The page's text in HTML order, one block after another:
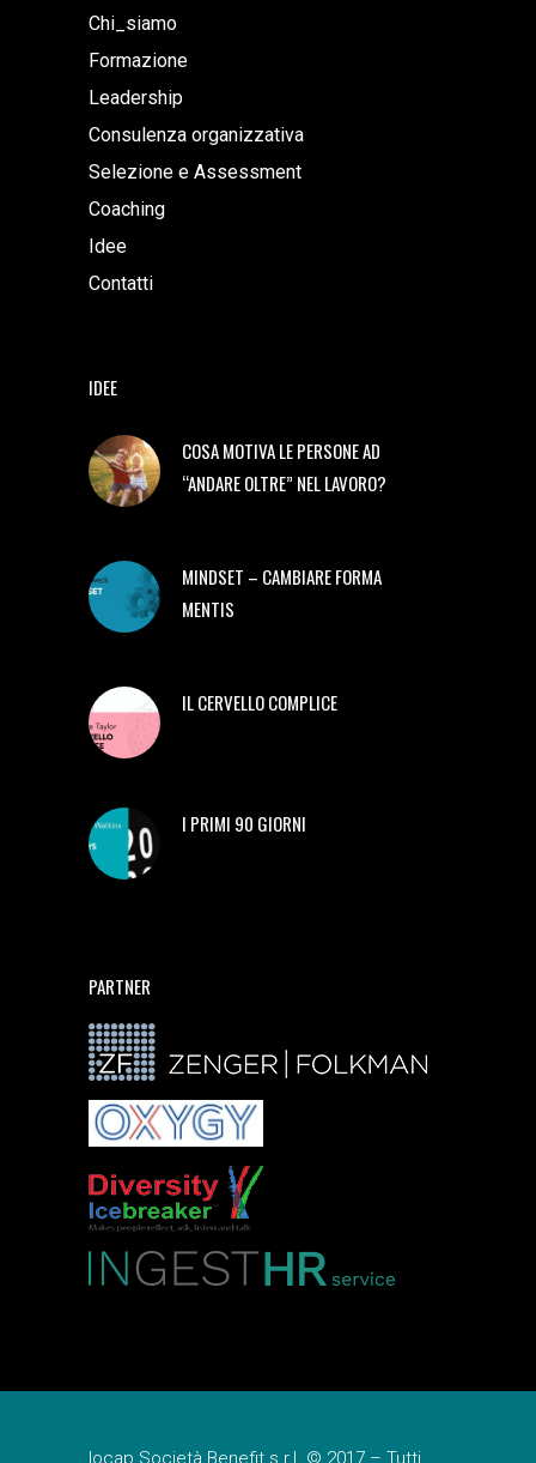
Chi_siamo
Formazione
Leadership
Consulenza organizzativa
Selezione e Assessment
Coaching
Idee
Contatti
IDEE
COSA MOTIVA LE PERSONE AD
“ANDARE OLTRE” NEL LAVORO?
MINDSET – CAMBIARE FORMA
MENTIS
IL CERVELLO COMPLICE
I PRIMI 90 GIORNI
PARTNER
Iocap Società Benefit s.r.l. © 2017 – Tutti